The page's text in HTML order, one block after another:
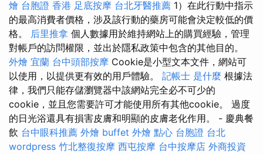
燴 台胞證 香港 足底按摩 台北牙醫推薦 1）在此行動中指示
的最高消費者價格，涉及該行動的藥房可能會決定較低的價
格。 后里推拿 個人數據用於維持網站上的購買經驗，管理
對帳戶的訪問權限，並出於隱私政策中包含的其他目的。
外燴 宜蘭 台中頭部按摩 Cookie是小型文本文件，網站可
以使用，以提供更有效的用戶體驗。 記帳士 是什麼 根據法
律，我們只能存儲瀏覽器中該網站完全必不可少的
cookie，並且您需要許可才能使用所有其他cookie。 過度
的日光浴還具有損害皮膚和明顯的皮膚老化作用。 - 慶典餐
飲 台中眼科推薦 外燴 buffet 外燴 點心 台胞證 台北
wordpress 竹北整復按摩 西屯按摩 台中按摩店 外商投資